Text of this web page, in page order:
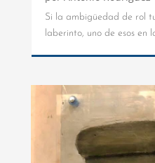
Si la ambigüedad de rol
laberinto, uno de esos en